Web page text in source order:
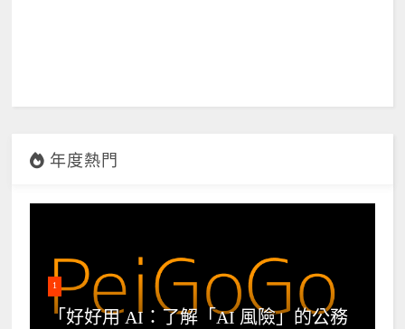
年度熱門
1
「好好用 AI：了解「AI 風險」的公務